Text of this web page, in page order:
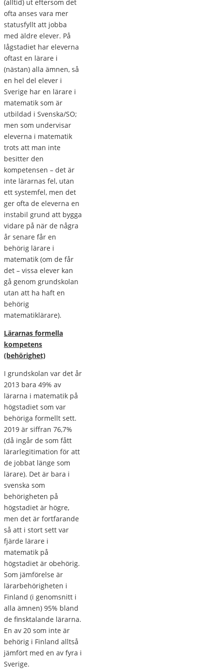
(alltid) ut eftersom det
ofta anses vara mer
statusfyllt att jobba
med äldre elever. På
lågstadiet har eleverna
oftast en lärare i
(nästan) alla ämnen, så
en hel del elever i
Sverige har en lärare i
matematik som är
utbildad i Svenska/SO;
men som undervisar
eleverna i matematik
trots att man inte
besitter den
kompetensen – det är
inte lärarnas fel, utan
ett systemfel, men det
ger ofta de eleverna en
instabil grund att bygga
vidare på när de några
år senare får en
behörig lärare i
matematik (om de får
det – vissa elever kan
gå genom grundskolan
utan att ha haft en
behörig
matematiklärare).
Lärarnas formella
kompetens
(behörighet)
I grundskolan var det år
2013 bara 49% av
lärarna i matematik på
högstadiet som var
behöriga formellt sett.
2019 är siffran 76,7%
(då ingår de som fått
lärarlegitimation för att
de jobbat länge som
lärare). Det är bara i
svenska som
behörigheten på
högstadiet är högre,
men det är fortfarande
så att i stort sett var
fjärde lärare i
matematik på
högstadiet är obehörig.
Som jämförelse är
lärarbehörigheten i
Finland (i genomsnitt i
alla ämnen) 95% bland
de finsktalande lärarna.
En av 20 som inte är
behörig i Finland alltså
jämfört med en av fyra i
Sverige.